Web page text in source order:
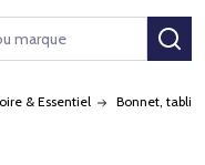
& Essentiel Bonnet,